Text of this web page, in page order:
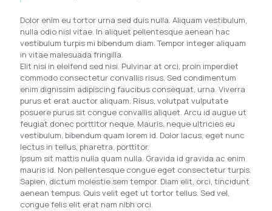
Dolor enim eu tortor urna sed duis nulla. Aliquam vestibulum,
nulla odio nisl vitae. In aliquet pellentesque aenean hac
vestibulum turpis mi bibendum diam. Tempor integer aliquam
in vitae malesuada fringilla.
Elit nisi in eleifend sed nisi. Pulvinar at orci, proin imperdiet
commodo consectetur convallis risus. Sed condimentum
enim dignissim adipiscing faucibus consequat, urna. Viverra
purus et erat auctor aliquam. Risus, volutpat vulputate
posuere purus sit congue convallis aliquet. Arcu id augue ut
feugiat donec porttitor neque. Mauris, neque ultricies eu
vestibulum, bibendum quam lorem id. Dolor lacus, eget nunc
lectus in tellus, pharetra, porttitor.
Ipsum sit mattis nulla quam nulla. Gravida id gravida ac enim
mauris id. Non pellentesque congue eget consectetur turpis.
Sapien, dictum molestie sem tempor. Diam elit, orci, tincidunt
aenean tempus. Quis velit eget ut tortor tellus. Sed vel,
congue felis elit erat nam nibh orci.